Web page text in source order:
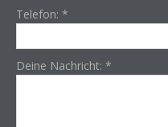
Telefon: *
Deine Nachricht: *